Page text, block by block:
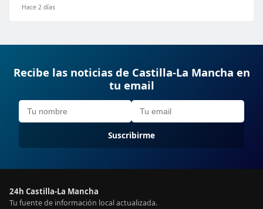
Hace 2 días
Recibe las noticias de Castilla-La Mancha en
tu email
Suscribirme
24h Castilla-La Mancha
Tu fuente de información local actualizada.